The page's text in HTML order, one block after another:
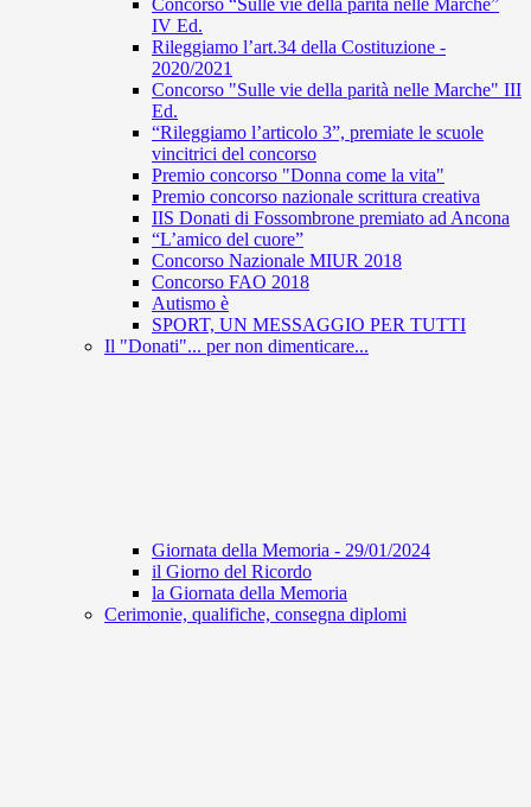
Concorso “Sulle vie della parità nelle Marche”
IV Ed.
Rileggiamo l’art.34 della Costituzione -
2020/2021
Concorso "Sulle vie della parità nelle Marche" III
Ed.
“Rileggiamo l’articolo 3”, premiate le scuole
vincitrici del concorso
Premio concorso "Donna come la vita"
Premio concorso nazionale scrittura creativa
IIS Donati di Fossombrone premiato ad Ancona
“L’amico del cuore”
Concorso Nazionale MIUR 2018
Concorso FAO 2018
Autismo è
SPORT, UN MESSAGGIO PER TUTTI
Il "Donati"... per non dimenticare...
Giornata della Memoria - 29/01/2024
il Giorno del Ricordo
la Giornata della Memoria
Cerimonie, qualifiche, consegna diplomi